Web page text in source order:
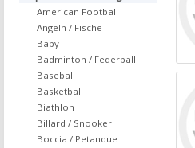
American Football
Angeln / Fische
Baby
Badminton / Federball
Baseball
Basketball
Biathlon
Billard / Snooker
Boccia / Petanque